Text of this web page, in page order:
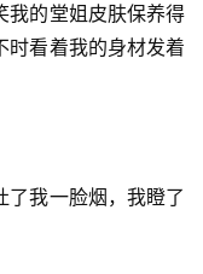
我的堂姐皮肤保养得
时看着我的身材发着
了我一脸烟，我瞪了